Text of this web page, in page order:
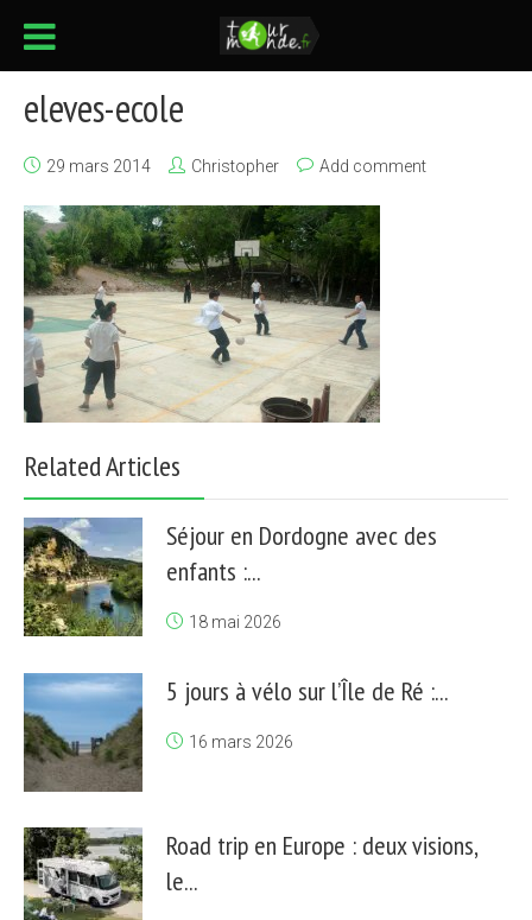
eleves-ecole
29 mars 2014 Christopher Add comment
Related Articles
Séjour en Dordogne avec des
enfants :...
18 mai 2026
5 jours à vélo sur l’Île de Ré :...
16 mars 2026
Road trip en Europe : deux visions,
le...